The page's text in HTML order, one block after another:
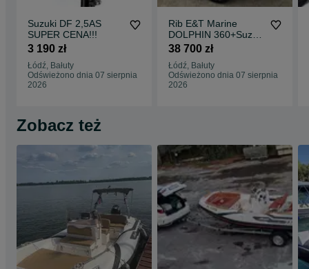
Suzuki DF 2,5AS
SUPER CENA!!!
3 190 zł
Łódź, Bałuty
Odświeżono dnia 07 sierpnia
2026
Rib E&T Marine
DOLPHIN 360+Suzuki
DF20 ARS Cena lato
38 700 zł
Łódź, Bałuty
Odświeżono dnia 07 sierpnia
2026
Zobacz też